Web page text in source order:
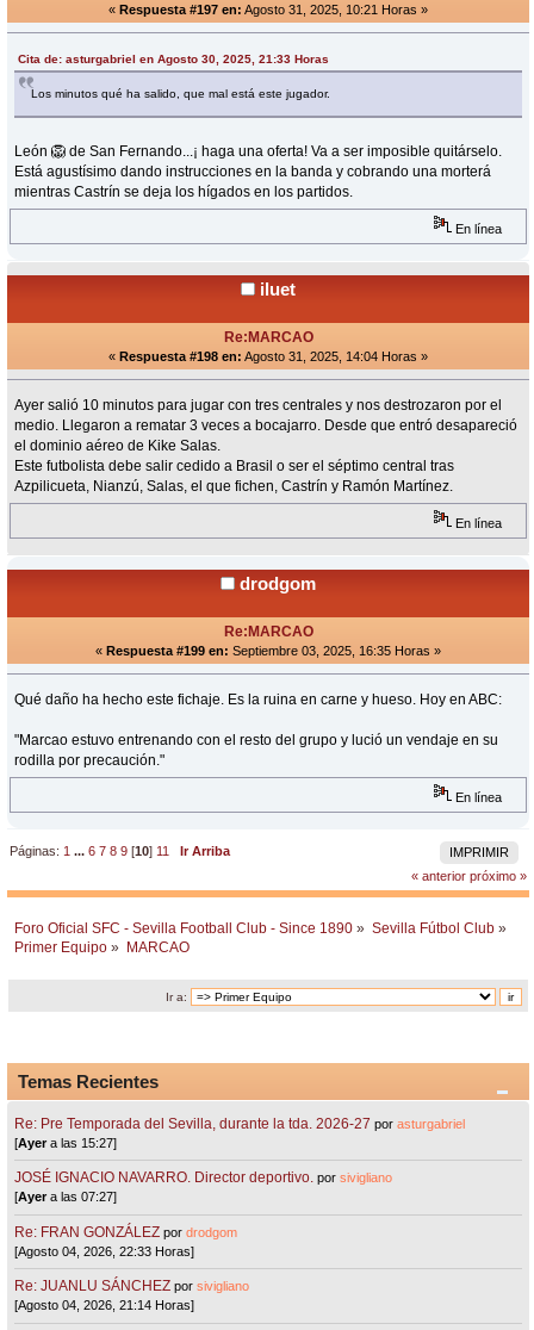
« Respuesta #197 en: Agosto 31, 2025, 10:21 Horas »
Cita de: asturgabriel en Agosto 30, 2025, 21:33 Horas
Los minutos qué ha salido, que mal está este jugador.
León 🦁 de San Fernando...¡ haga una oferta! Va a ser imposible quitárselo.
Está agustísimo dando instrucciones en la banda y cobrando una morterá
mientras Castrín se deja los hígados en los partidos.
En línea
iluet
Re:MARCAO
« Respuesta #198 en: Agosto 31, 2025, 14:04 Horas »
Ayer salió 10 minutos para jugar con tres centrales y nos destrozaron por el
medio. Llegaron a rematar 3 veces a bocajarro. Desde que entró desapareció
el dominio aéreo de Kike Salas.
Este futbolista debe salir cedido a Brasil o ser el séptimo central tras
Azpilicueta, Nianzú, Salas, el que fichen, Castrín y Ramón Martínez.
En línea
drodgom
Re:MARCAO
« Respuesta #199 en: Septiembre 03, 2025, 16:35 Horas »
Qué daño ha hecho este fichaje. Es la ruina en carne y hueso. Hoy en ABC:
"Marcao estuvo entrenando con el resto del grupo y lució un vendaje en su
rodilla por precaución."
En línea
IMPRIMIR
Páginas: 1 ...6 7 8 9 [10] 11
Ir Arriba
« anterior próximo »
Foro Oficial SFC - Sevilla Football Club - Since 1890 » Sevilla Fútbol Club »
Primer Equipo » MARCAO
Ir a:
Temas Recientes
Re: Pre Temporada del Sevilla, durante la tda. 2026-27 porasturgabriel
[Ayera las 15:27]
JOSÉ IGNACIO NAVARRO. Director deportivo. porsivigliano
[Ayera las 07:27]
Re: FRAN GONZÁLEZ pordrodgom
[Agosto 04, 2026, 22:33 Horas]
Re: JUANLU SÁNCHEZ porsivigliano
[Agosto 04, 2026, 21:14 Horas]